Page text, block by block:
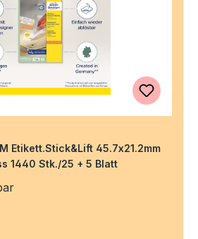
Etikett.Stick&Lift 45.7x21.2mm
1440 Stk./25 + 5 Blatt